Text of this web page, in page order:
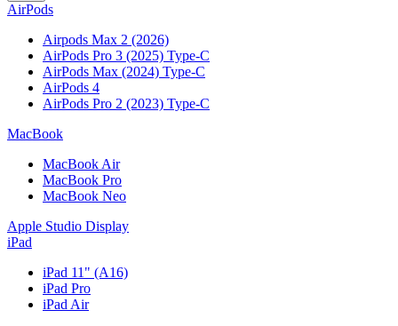
AirPods
Airpods Max 2 (2026)
AirPods Pro 3 (2025) Type-C
AirPods Max (2024) Type-C
AirPods 4
AirPods Pro 2 (2023) Type-C
MacBook
MacBook Air
MacBook Pro
MacBook Neo
Apple Studio Display
iPad
iPad 11" (A16)
iPad Pro
iPad Air